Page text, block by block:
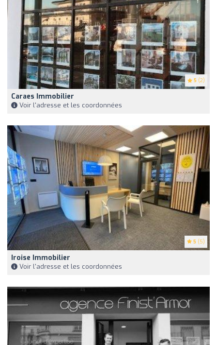
5 (2)
Caraes Immobilier
Voir l'adresse et les coordonnées
5 (5)
Iroise Immobilier
Voir l'adresse et les coordonnées